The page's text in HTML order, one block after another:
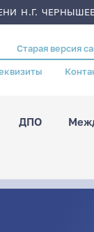
Н.Г.
Старая версия
ДПО